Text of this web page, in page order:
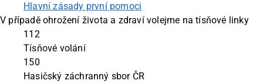
Hlavní zásady první pomoci
V případě ohrožení života a zdraví volejme na tísňové linky
112
Tísňové volání
150
Hasičský záchranný sbor ČR